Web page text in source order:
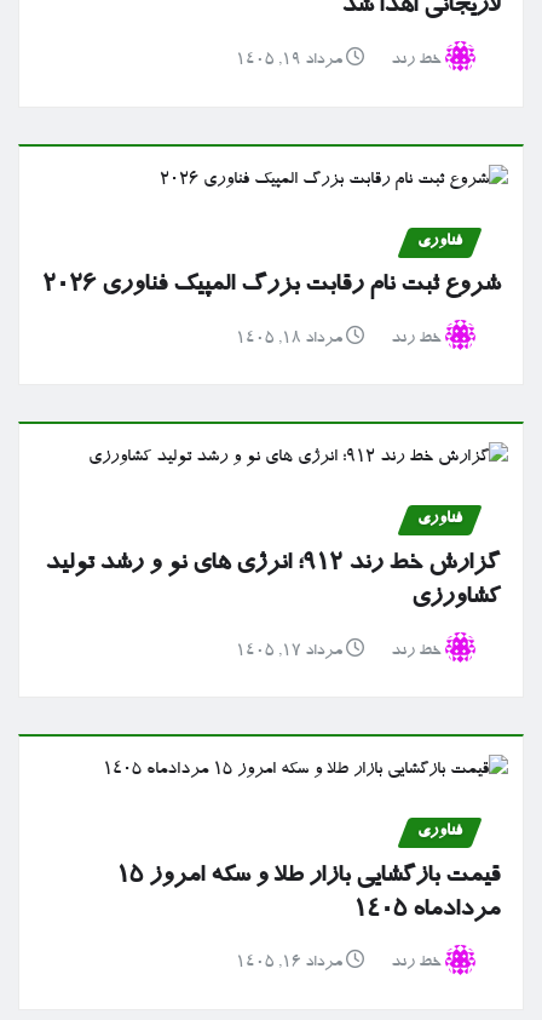
لاریجانی اهدا شد
خط رند مرداد ۱۹, ۱۴۰۵
فناوری
شروع ثبت نام رقابت بزرگ المپیک فناوری ۲۰۲۶
خط رند مرداد ۱۸, ۱۴۰۵
فناوری
گزارش خط رند ۹۱۲؛ انرژی های نو و رشد تولید
کشاورزی
خط رند مرداد ۱۷, ۱۴۰۵
فناوری
قیمت بازگشایی بازار طلا و سکه امروز ۱۵
مردادماه ۱۴۰۵
خط رند مرداد ۱۶, ۱۴۰۵